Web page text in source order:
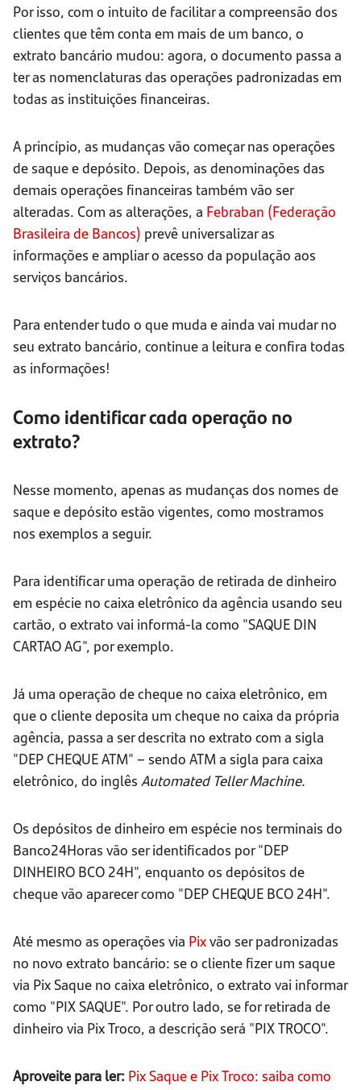
Por isso, com o intuito de facilitar a compreensão dos
clientes que têm conta em mais de um banco, o
extrato bancário mudou: agora, o documento passa a
ter as nomenclaturas das operações padronizadas em
todas as instituições financeiras.
A princípio, as mudanças vão começar nas operações
de saque e depósito. Depois, as denominações das
demais operações financeiras também vão ser
alteradas. Com as alterações, a Febraban (Federação
Brasileira de Bancos) prevê universalizar as
informações e ampliar o acesso da população aos
serviços bancários.
Para entender tudo o que muda e ainda vai mudar no
seu extrato bancário, continue a leitura e confira todas
as informações!
Como identificar cada operação no
extrato?
Nesse momento, apenas as mudanças dos nomes de
saque e depósito estão vigentes, como mostramos
nos exemplos a seguir.
Para identificar uma operação de retirada de dinheiro
em espécie no caixa eletrônico da agência usando seu
cartão, o extrato vai informá-la como "SAQUE DIN
CARTAO AG", por exemplo.
Já uma operação de cheque no caixa eletrônico, em
que o cliente deposita um cheque no caixa da própria
agência, passa a ser descrita no extrato com a sigla
"DEP CHEQUE ATM" – sendo ATM a sigla para caixa
eletrônico, do inglês Automated Teller Machine.
Os depósitos de dinheiro em espécie nos terminais do
Banco24Horas vão ser identificados por "DEP
DINHEIRO BCO 24H", enquanto os depósitos de
cheque vão aparecer como "DEP CHEQUE BCO 24H".
Até mesmo as operações via Pixvão ser padronizadas
no novo extrato bancário: se o cliente fizer um saque
via Pix Saque no caixa eletrônico, o extrato vai informar
como "PIX SAQUE". Por outro lado, se for retirada de
dinheiro via Pix Troco, a descrição será "PIX TROCO".
Aproveite para ler: Pix Saque e Pix Troco: saiba como